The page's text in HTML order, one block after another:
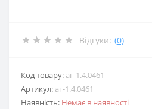
Відгуки: (0)
Код товару: аг-1.4.0461
Артикул: аг-1.4.0461
Наявність: Немає в наявності